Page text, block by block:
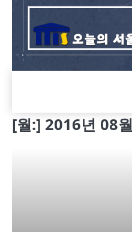
Skip
content
[월:] 2016년 08월